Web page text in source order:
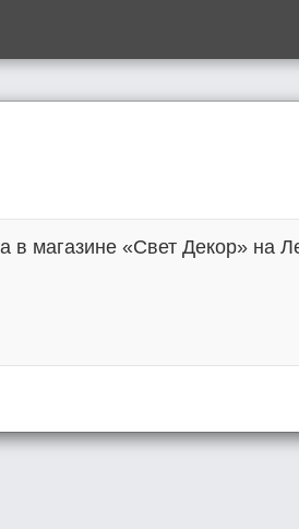
в магазине «Свет Декор» на